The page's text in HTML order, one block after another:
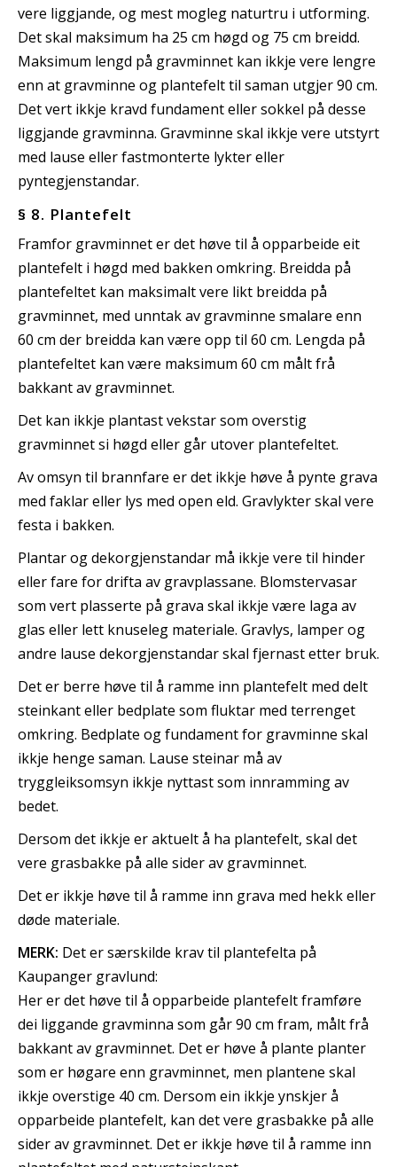
vere liggjande, og mest mogleg naturtru i utforming.
Det skal maksimum ha 25 cm høgd og 75 cm breidd.
Maksimum lengd på gravminnet kan ikkje vere lengre
enn at gravminne og plantefelt til saman utgjer 90 cm.
Det vert ikkje kravd fundament eller sokkel på desse
liggjande gravminna. Gravminne skal ikkje vere utstyrt
med lause eller fastmonterte lykter eller
pyntegjenstandar.
§ 8. Plantefelt
Framfor gravminnet er det høve til å opparbeide eit
plantefelt i høgd med bakken omkring. Breidda på
plantefeltet kan maksimalt vere likt breidda på
gravminnet, med unntak av gravminne smalare enn
60 cm der breidda kan være opp til 60 cm. Lengda på
plantefeltet kan være maksimum 60 cm målt frå
bakkant av gravminnet.
Det kan ikkje plantast vekstar som overstig
gravminnet si høgd eller går utover plantefeltet.
Av omsyn til brannfare er det ikkje høve å pynte grava
med faklar eller lys med open eld. Gravlykter skal vere
festa i bakken.
Plantar og dekorgjenstandar må ikkje vere til hinder
eller fare for drifta av gravplassane. Blomstervasar
som vert plasserte på grava skal ikkje være laga av
glas eller lett knuseleg materiale. Gravlys, lamper og
andre lause dekorgjenstandar skal fjernast etter bruk.
Det er berre høve til å ramme inn plantefelt med delt
steinkant eller bedplate som fluktar med terrenget
omkring. Bedplate og fundament for gravminne skal
ikkje henge saman. Lause steinar må av
tryggleiksomsyn ikkje nyttast som innramming av
bedet.
Dersom det ikkje er aktuelt å ha plantefelt, skal det
vere grasbakke på alle sider av gravminnet.
Det er ikkje høve til å ramme inn grava med hekk eller
døde materiale.
MERK: Det er særskilde krav til plantefelta på
Kaupanger gravlund:
Her er det høve til å opparbeide plantefelt framføre
dei liggande gravminna som går 90 cm fram, målt frå
bakkant av gravminnet. Det er høve å plante planter
som er høgare enn gravminnet, men plantene skal
ikkje overstige 40 cm. Dersom ein ikkje ynskjer å
opparbeide plantefelt, kan det vere grasbakke på alle
sider av gravminnet. Det er ikkje høve til å ramme inn